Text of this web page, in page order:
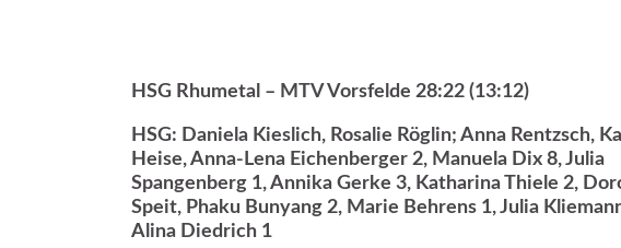
HSG Rhumetal – MTV Vorsfelde 28:22 (13:12)
HSG: Daniela Kieslich, Rosalie Röglin; Anna Rentzsch,
Heise, Anna-Lena Eichenberger 2, Manuela Dix 8, Julia
Spangenberg 1, Annika Gerke 3, Katharina Thiele 2,
Speit, Phaku Bunyang 2, Marie Behrens 1, Julia
Alina Diedrich 1